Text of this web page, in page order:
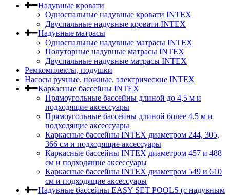
Надувные кровати
Односпальные надувные кровати INTEX
Двуспальные надувные кровати INTEX
Надувные матрасы
Односпальные надувные матрасы INTEX
Полуторные надувные матрасы INTEX
Двуспальные надувные матрасы INTEX
Ремкомплекты, подушки
Насосы ручные, ножные, электрические INTEX
Каркасные бассейны INTEX
Прямоугольные бассейны длиной до 4,5 м и
подходящие аксессуары
Прямоугольные бассейны длиной более 4,5 м и
подходящие аксессуары
Каркасные бассейны INTEX диаметром 244, 305,
366 см и подходящие аксессуары
Каркасные бассейны INTEX диаметром 457 и 488
cм и подходящие аксессуары
Каркасные бассейны INTEX диаметром 549 и 610
см и подходящие аксессуары
Надувные бассейны EASY SET POOLS (с надувным